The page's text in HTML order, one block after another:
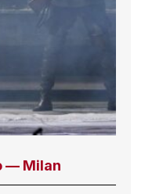
— Milan